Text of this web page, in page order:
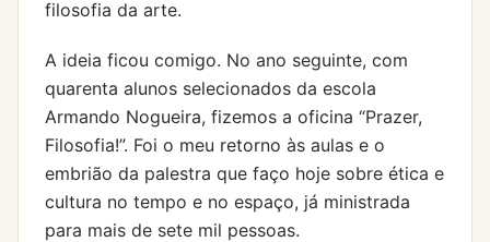
filosofia da arte.
A ideia ficou comigo. No ano seguinte, com
quarenta alunos selecionados da escola
Armando Nogueira, fizemos a oficina “Prazer,
Filosofia!”. Foi o meu retorno às aulas e o
embrião da palestra que faço hoje sobre ética e
cultura no tempo e no espaço, já ministrada
para mais de sete mil pessoas.